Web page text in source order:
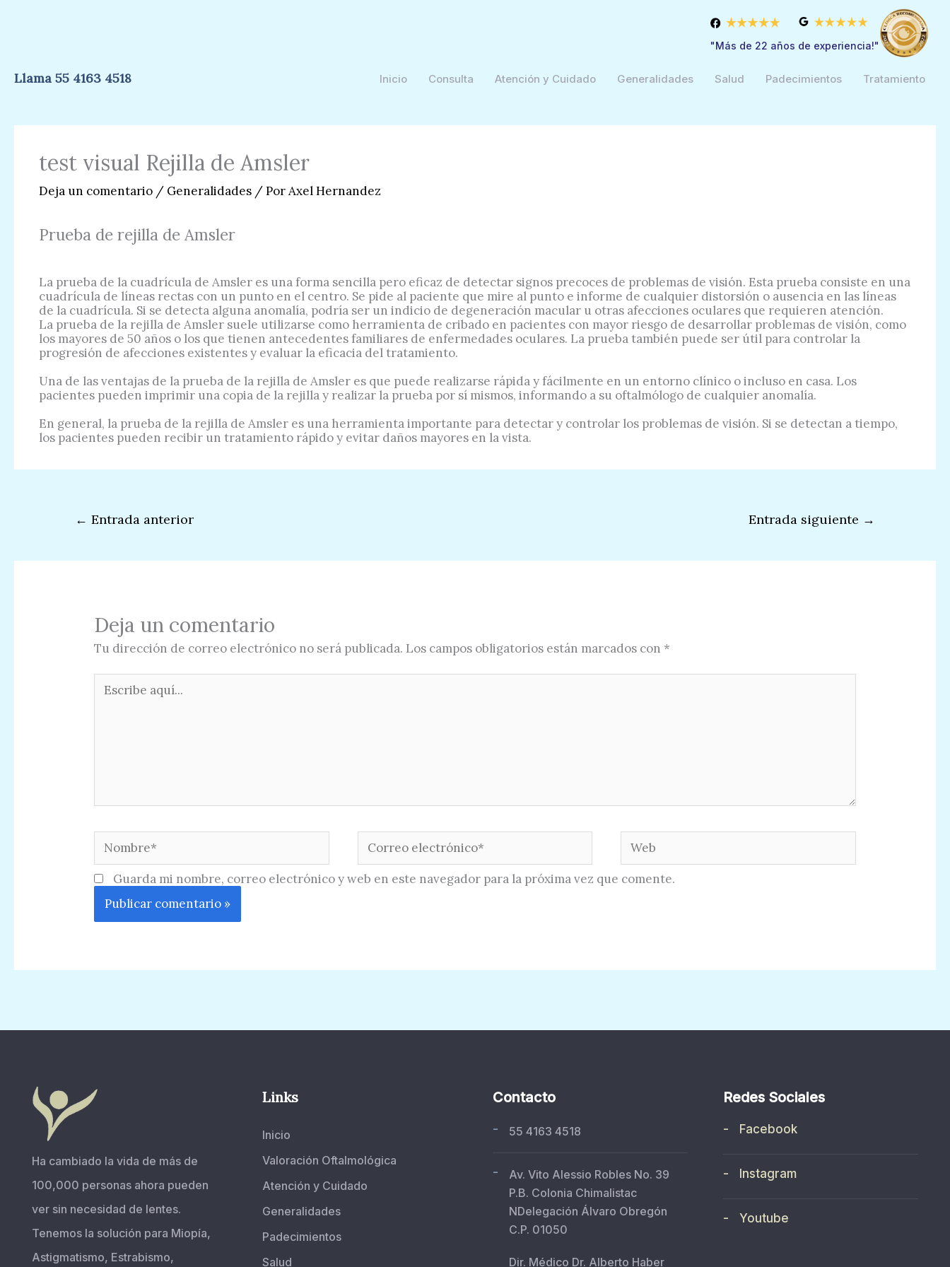
"Más de 22 años de experiencia!"
Llama 55 4163 4518 Inicio Consulta Atención y Cuidado Generalidades Salud Padecimientos Tratamiento
test visual Rejilla de Amsler
Deja un comentario / Generalidades / PorAxel Hernandez
Prueba de rejilla de Amsler
La prueba de la cuadrícula de Amsler es una forma sencilla pero eficaz de detectar signos precoces de problemas de visión. Esta prueba consiste en una
cuadrícula de líneas rectas con un punto en el centro. Se pide al paciente que mire al punto e informe de cualquier distorsión o ausencia en las líneas
de la cuadrícula. Si se detecta alguna anomalía, podría ser un indicio de degeneración macular u otras afecciones oculares que requieren atención.
La prueba de la rejilla de Amsler suele utilizarse como herramienta de cribado en pacientes con mayor riesgo de desarrollar problemas de visión, como
los mayores de 50 años o los que tienen antecedentes familiares de enfermedades oculares. La prueba también puede ser útil para controlar la
progresión de afecciones existentes y evaluar la eficacia del tratamiento.
Una de las ventajas de la prueba de la rejilla de Amsler es que puede realizarse rápida y fácilmente en un entorno clínico o incluso en casa. Los
pacientes pueden imprimir una copia de la rejilla y realizar la prueba por sí mismos, informando a su oftalmólogo de cualquier anomalía.
En general, la prueba de la rejilla de Amsler es una herramienta importante para detectar y controlar los problemas de visión. Si se detectan a tiempo,
los pacientes pueden recibir un tratamiento rápido y evitar daños mayores en la vista.
← Entrada anterior Entrada siguiente →
Deja un comentario
Tu dirección de correo electrónico no será publicada. Los campos obligatorios están marcados con *
Escribe
aquí...
Nombre*
Correo
electrónico*
Web
Guarda mi nombre, correo electrónico y web en este navegador para la próxima vez que comente.
Ha cambiado la vida de más de
100,000 personas ahora pueden
ver sin necesidad de lentes.
Tenemos la solución para Miopía,
Astigmatismo, Estrabismo,
Links
Inicio
Valoración Oftalmológica
Atención y Cuidado
Generalidades
Padecimientos
Salud
Contacto
- 55 4163 4518
-
Av. Vito Alessio Robles No. 39
P.B. Colonia Chimalistac
NDelegación Álvaro Obregón
C.P. 01050
Dir. Médico Dr. Alberto Haber
Redes Sociales
- Facebook
- Instagram
- Youtube